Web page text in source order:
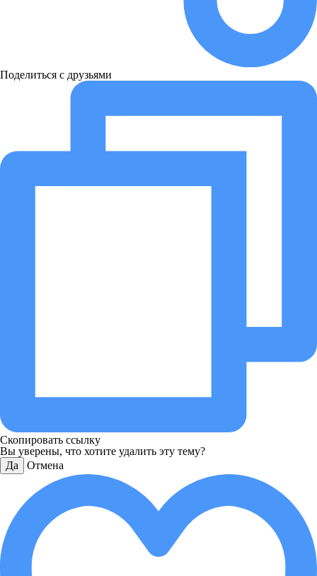
Поделиться с друзьями
Скопировать ссылку
Вы уверены, что хотите удалить эту тему?
Да
Отмена